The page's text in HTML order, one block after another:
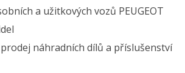
a užitkových vozů PEUGEOT
náhradních dílů a příslušenství